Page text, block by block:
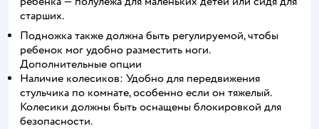
старших.
Подножка также должна быть регулируемой, чтобы
ребенок мог удобно разместить ноги.
Дополнительные опции
Наличие колесиков: Удобно для передвижения
стульчика по комнате, особенно если он тяжелый.
Колесики должны быть оснащены блокировкой для
безопасности.